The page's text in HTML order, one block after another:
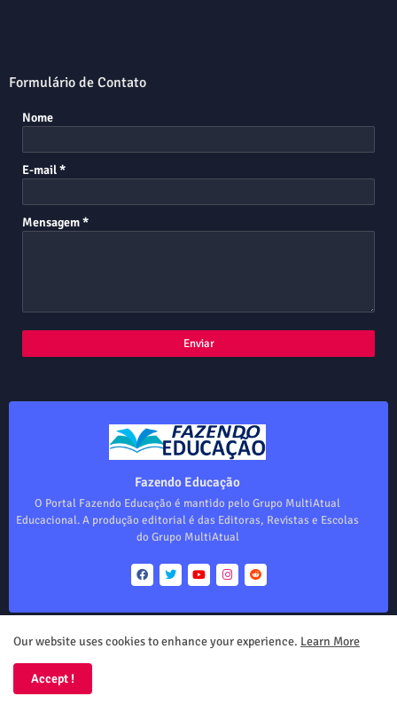
Formulário de Contato
Nome
E-mail*
Mensagem*
Fazendo Educação
O Portal Fazendo Educação é mantido pelo Grupo MultiAtual
Educacional. A produção editorial é das Editoras, Revistas e Escolas
do Grupo MultiAtual
Our website uses cookies to enhance your experience. Learn More
Accept !